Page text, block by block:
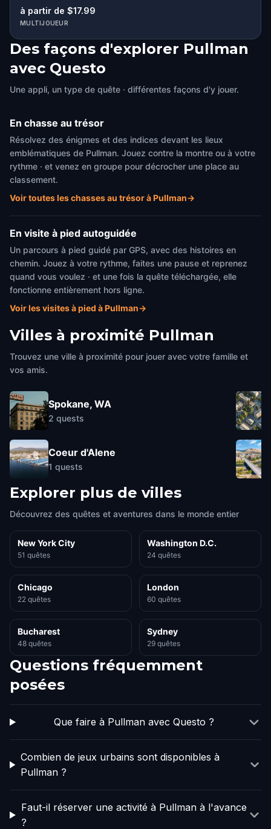
à partir de $17.99
MULTIJOUEUR
Des façons d'explorer Pullman
avec Questo
Une appli, un type de quête · différentes façons d'y jouer.
En chasse au trésor
Résolvez des énigmes et des indices devant les lieux
emblématiques de Pullman. Jouez contre la montre ou à votre
rythme · et venez en groupe pour décrocher une place au
classement.
Voir toutes les chasses au trésor à Pullman→
En visite à pied autoguidée
Un parcours à pied guidé par GPS, avec des histoires en
chemin. Jouez à votre rythme, faites une pause et reprenez
quand vous voulez · et une fois la quête téléchargée, elle
fonctionne entièrement hors ligne.
Voir les visites à pied à Pullman→
Villes à proximité Pullman
Trouvez une ville à proximité pour jouer avec votre famille et
vos amis.
Spokane, WA
2 quests
Coeur d'Alene
1 quests
Explorer plus de villes
Découvrez des quêtes et aventures dans le monde entier
New York City
51 quêtes
Washington D.C.
24 quêtes
Chicago
22 quêtes
London
60 quêtes
Bucharest
48 quêtes
Sydney
29 quêtes
Questions fréquemment
posées
Que faire à Pullman avec Questo ?
Combien de jeux urbains sont disponibles à
Pullman ?
Faut-il réserver une activité à Pullman à l'avance
?